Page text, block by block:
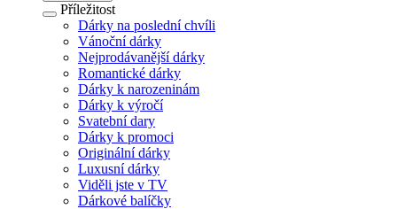
Příležitost
Dárky na poslední chvíli
Vánoční dárky
Nejprodávanější dárky
Romantické dárky
Dárky k narozeninám
Dárky k výročí
Svatební dary
Dárky k promoci
Originální dárky
Luxusní dárky
Viděli jste v TV
Dárkové balíčky